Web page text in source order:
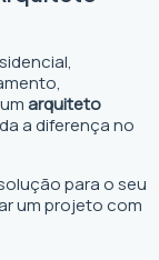
arquiteto
a diferença no
para o seu
um projeto com